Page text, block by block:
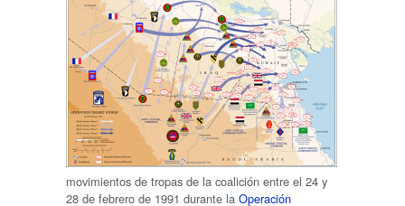
movimientos de tropas de la coalición entre el 24 y
28 de febrero de 1991 durante la Operación